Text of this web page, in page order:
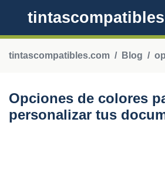
tintascompatibles.com Blog
Opciones de colores
personalizar tus